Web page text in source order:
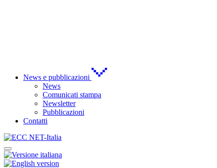
News e pubblicazioni
News
Comunicati stampa
Newsletter
Pubblicazioni
Contatti